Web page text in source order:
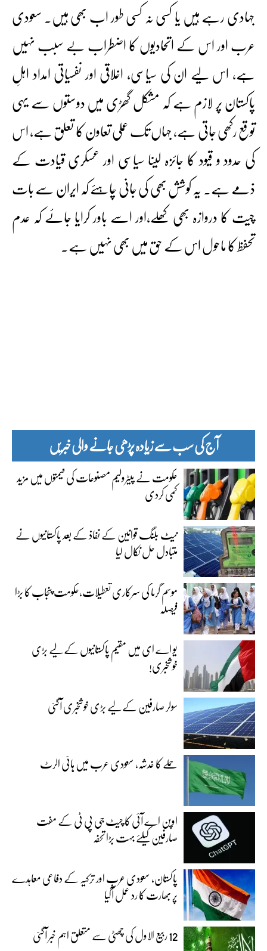
جہادی رہے ہیں یا کسی نہ کسی طور اب بھی ہیں۔ سعودی
عرب اور اس کے اتحادیوں کا اضطراب بے سبب نہیں
ہے، اس لیے ان کی سیاسی، اخلاقی اور نفسیاتی امداد اہلِ
پاکستان پر لازم ہے کہ مشکل گھڑی میں دوستوں سے یہی
توقع رکھی جاتی ہے، جہاں تک عملی تعاون کا تعلق ہے، اس
کی حدود و قیود کا جائزہ لینا سیاسی اور عسکری قیادت کے
ذمے ہے۔ یہ کوشش بھی کی جانی چاہئے کہ ایران سے بات
چیت کا دروازہ بھی کھلے،اور اسے باور کرایا جائے کہ عدم
تحفظ کا ماحول اس کے حق میں بھی نہیں ہے۔
آج کی سب سے زیادہ پڑھی جانے والی خبریں
حکومت نے پیٹرولیم مصنوعات کی قیمتوں میں مزید
کمی کردی
نیٹ بلنگ قوانین کے نفاذ کے بعد پاکستانیوں نے
متبادل حل نکال لیا
موسم گرما کی سرکاری تعطیلات،حکومت پنجاب کا بڑا
فیصلہ
یو اے ای میں مقیم پاکستانیوں کے لیے بڑی
خوشخبری!
سولر صارفین کے لیے بڑی خوشخبری آگئی
حملے کا خدشہ، سعودی عرب میں ہائی الرٹ
اوپن اے آئی کا چیٹ جی پی ٹی کے مفت
صارفین کیلئے بہت بڑا تحفہ
پاکستان، سعودی عرب اور ترکیہ کے دفاعی معاہدے
پر بھارت کا رد عمل آگیا
12 ربیع الاول کی چھٹی سے متعلق اہم خبر آگئی